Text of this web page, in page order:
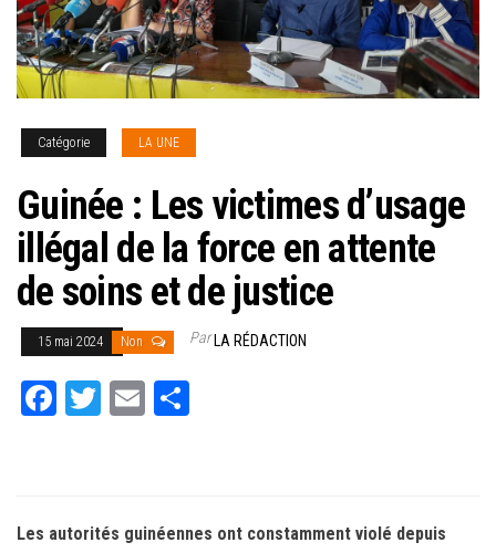
Catégorie LA UNE
Guinée : Les victimes d’usage
illégal de la force en attente
de soins et de justice
15 mai 2024 Non ParLA RÉDACTION
Fa T
E
Les autorités guinéennes ont constamment violé depuis